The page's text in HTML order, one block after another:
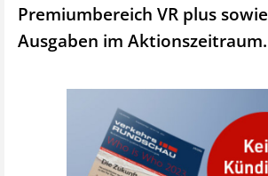
Premiumbereich VR plus sowie
Ausgaben im Aktionszeitraum.